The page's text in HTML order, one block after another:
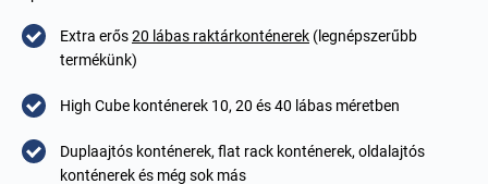
Extra erős20 lábas raktárkonténerek (legnépszerűbb
termékünk)
High Cube konténerek 10, 20 és 40 lábas méretben
Duplaajtós konténerek, flat rack konténerek, oldalajtós
konténerek és még sok más